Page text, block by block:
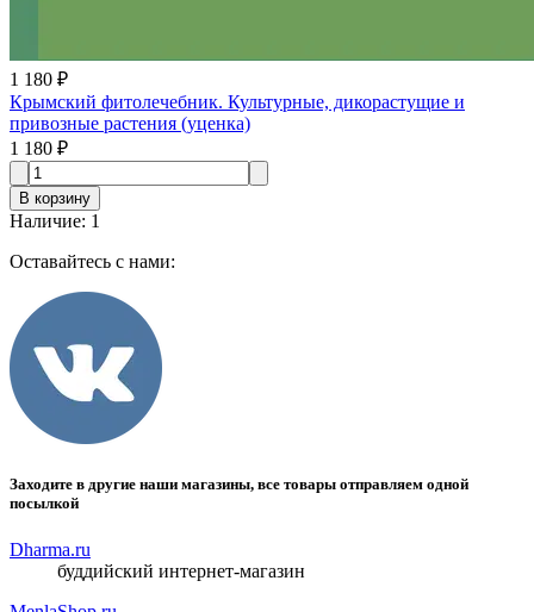
1 180 ₽
Крымский фитолечебник. Культурные, дикорастущие и
привозные растения (уценка)
1 180 ₽
В корзину
Наличие: 1
Оставайтесь с нами:
Заходите в другие наши магазины, все товары отправляем одной
посылкой
Dharma.ru
буддийский интернет-магазин